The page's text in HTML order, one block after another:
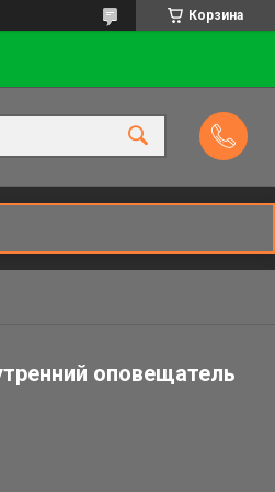
Корзина
оповещатель